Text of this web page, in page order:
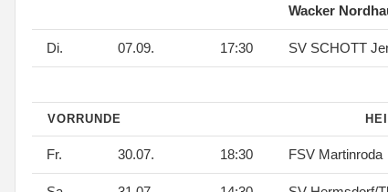
Wacker
Di. 07.09. 17:30 SV SCHOTT
VORRUNDE
Fr. 30.07. 18:30 FSV Martinroda